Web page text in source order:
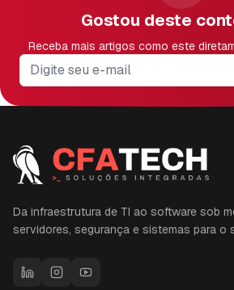
Gostou deste
Receba mais artigos como este
Da infraestrutura de TI ao software sob
servidores, segurança e sistemas para o